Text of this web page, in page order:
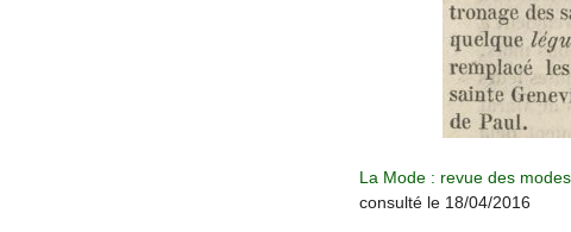
La Mode : revue des
consulté le 18/04/2016